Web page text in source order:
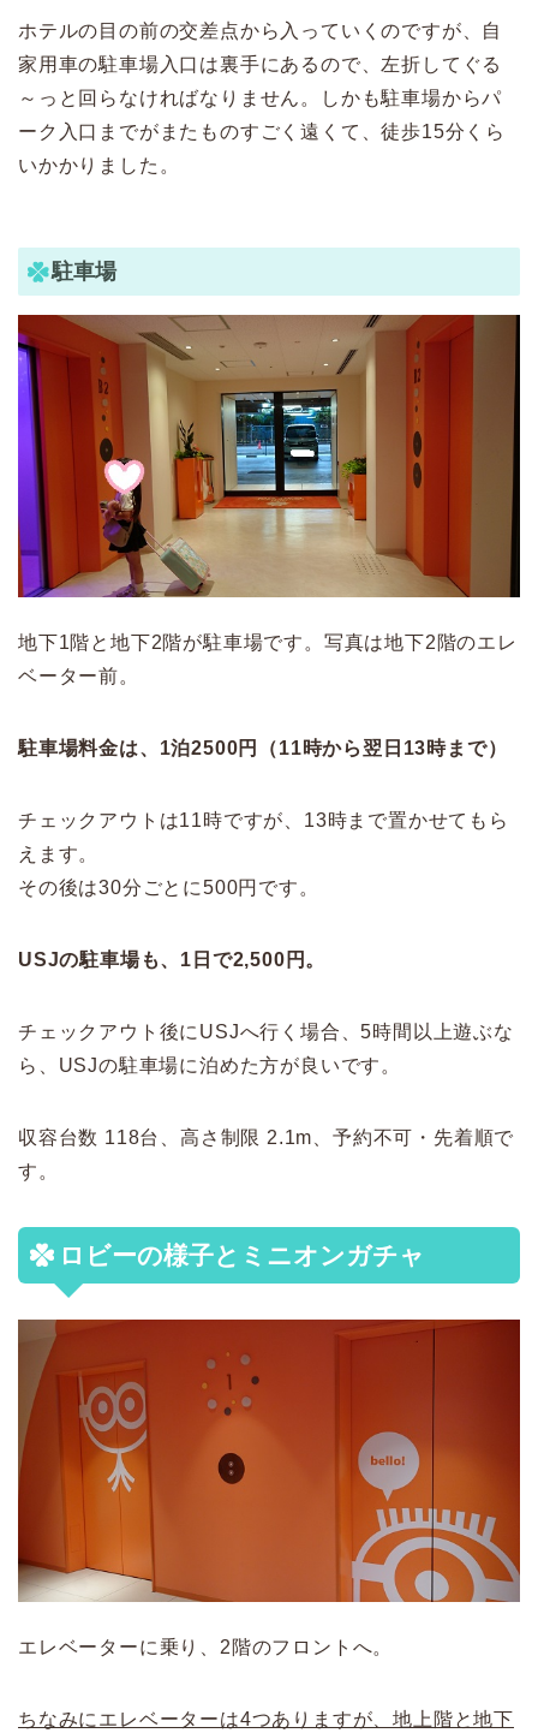
ホテルの目の前の交差点から入っていくのですが、自
家用車の駐車場入口は裏手にあるので、左折してぐる
～っと回らなければなりません。しかも駐車場からパ
ーク入口までがまたものすごく遠くて、徒歩15分くら
いかかりました。
駐車場
地下1階と地下2階が駐車場です。写真は地下2階のエレ
ベーター前。
駐車場料金は、1泊2500円（11時から翌日13時まで）
チェックアウトは11時ですが、13時まで置かせてもら
えます。
その後は30分ごとに500円です。
USJの駐車場も、1日で2,500円。
チェックアウト後にUSJへ行く場合、5時間以上遊ぶな
ら、USJの駐車場に泊めた方が良いです。
収容台数 118台、高さ制限 2.1m、予約不可・先着順で
す。
ロビーの様子とミニオンガチャ
エレベーターに乗り、2階のフロントへ。
ちなみにエレベーターは4つありますが、地上階と地下